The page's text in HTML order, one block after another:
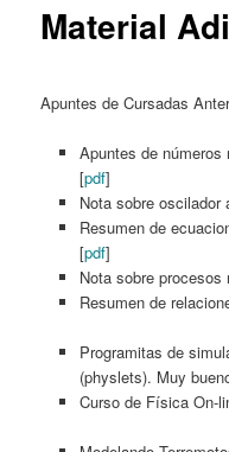
Material
Apuntes de Cursadas
Apuntes de
[pdf]
Nota sobre oscilador
Resumen de
[pdf]
Nota sobre
Resumen de
Programitas de
(physlets). Muy
Curso de Física On-